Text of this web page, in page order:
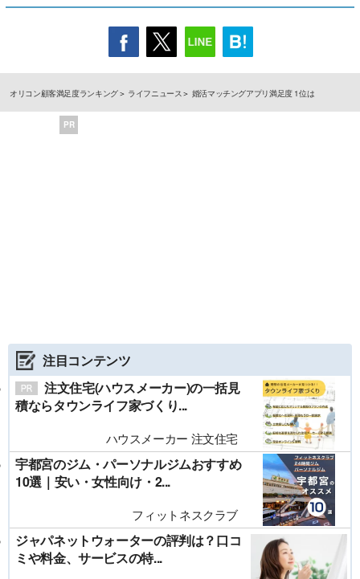
オリコン顧客満足度ランキング ライフニュース 婚活マッチングアプリ満足度 1位は
PR
注目コンテンツ
注文住宅(ハウスメーカー)の一括見
積ならタウンライフ家づくり...
ハウスメーカー 注文住宅
宇都宮のジム・パーソナルジムおすすめ
10選｜安い・女性向け・2...
フィットネスクラブ
ジャパネットウォーターの評判は？口コ
ミや料金、サービスの特...